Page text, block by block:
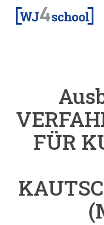
Skip
FÜR